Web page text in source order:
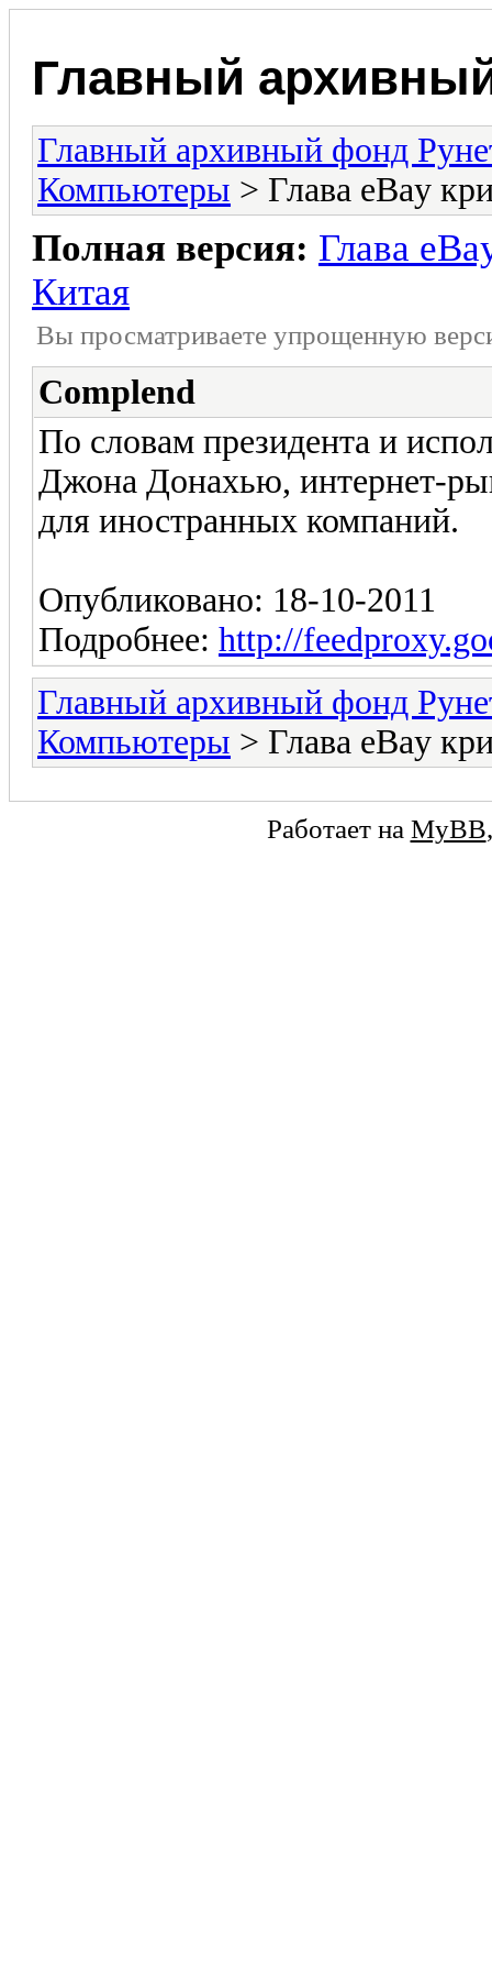
Главный
Главный архивный фонд
Компьютеры > Глава eBay
Полная версия: Глава
Китая
Вы просматриваете yпpощеннyю
Complend
По словам президента и
Джона Донахью, интернет-
для иностранных компаний.
Опубликовано: 18-10-2011
Подробнее: http://
Главный архивный фонд
Компьютеры > Глава eBay
Работает на MyBB